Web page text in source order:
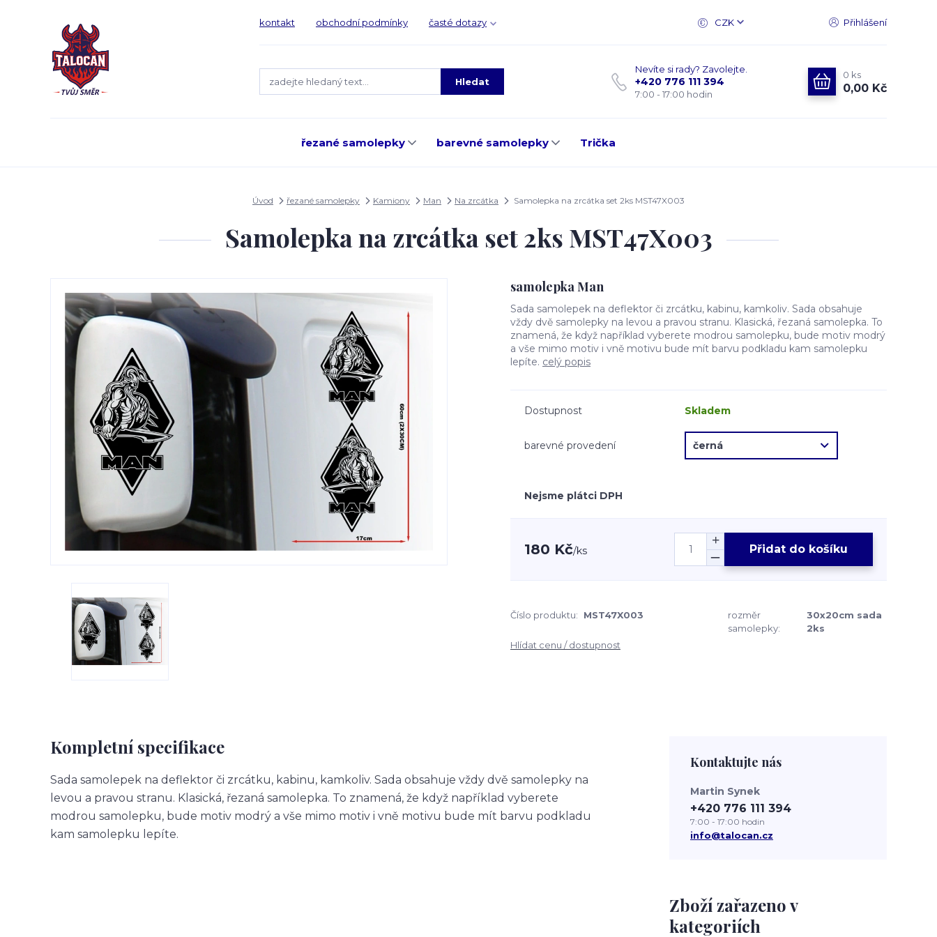
kontakt obchodní podmínky časté dotazy CZK Přihlášení
Hledat
Nevíte si rady? Zavolejte.
+420 776 111 394
7:00 - 17:00 hodin
0 ks
0,00 Kč
řezané samolepky barevné samolepky Trička
Úvod řezané samolepky Kamiony Man Na zrcátka Samolepka na zrcátka set 2ks MST47X003
Samolepka na zrcátka set 2ks MST47X003
samolepka Man
Sada samolepek na deflektor či zrcátku, kabinu, kamkoliv. Sada obsahuje
vždy dvě samolepky na levou a pravou stranu. Klasická, řezaná samolepka. To
znamená, že když například vyberete modrou samolepku, bude motiv modrý
a vše mimo motiv i vně motivu bude mít barvu podkladu kam samolepku
lepíte. celý popis
Dostupnost Skladem
barevné provedení
Nejsme plátci DPH
180 Kč/ks Přidat do košíku
Číslo produktu: MST47X003
rozměr
samolepky:
30x20cm sada
2ks
Hlídat cenu / dostupnost
Kompletní specifikace
Sada samolepek na deflektor či zrcátku, kabinu, kamkoliv. Sada obsahuje vždy dvě samolepky na
levou a pravou stranu. Klasická, řezaná samolepka. To znamená, že když například vyberete
modrou samolepku, bude motiv modrý a vše mimo motiv i vně motivu bude mít barvu podkladu
kam samolepku lepíte.
Zboží zařazeno v
kategoriích
Kontaktujte nás
Martin Synek
+420 776 111 394
7:00 - 17:00 hodin
info@talocan.cz